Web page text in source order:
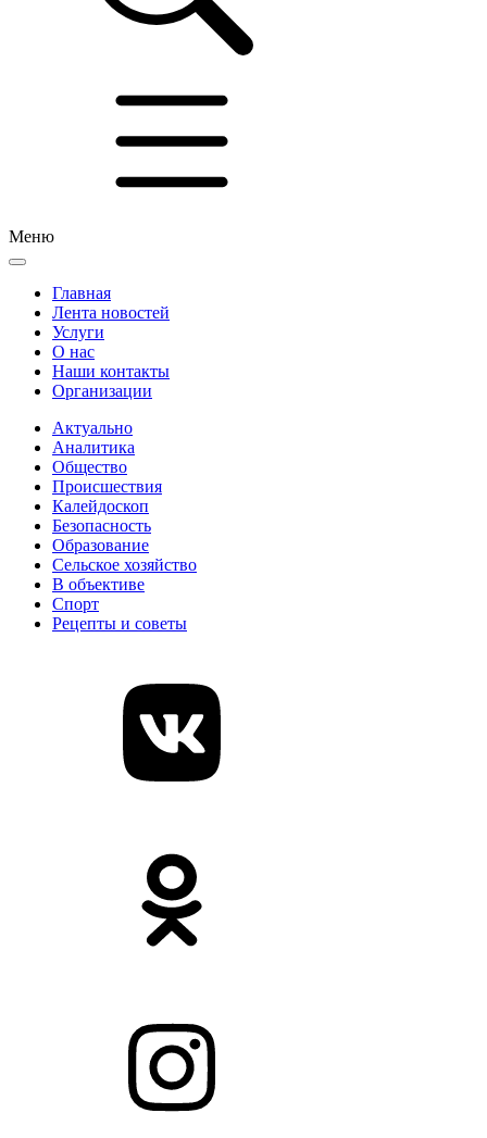
Меню
Главная
Лента новостей
Услуги
О нас
Наши контакты
Организации
Актуально
Аналитика
Общество
Происшествия
Калейдоскоп
Безопасность
Образование
Сельское хозяйство
В объективе
Спорт
Рецепты и советы